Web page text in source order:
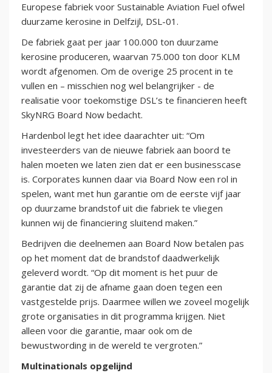
Europese fabriek voor Sustainable Aviation Fuel ofwel
duurzame kerosine in Delfzijl, DSL-01.
De fabriek gaat per jaar 100.000 ton duurzame
kerosine produceren, waarvan 75.000 ton door KLM
wordt afgenomen. Om de overige 25 procent in te
vullen en – misschien nog wel belangrijker - de
realisatie voor toekomstige DSL’s te financieren heeft
SkyNRG Board Now bedacht.
Hardenbol legt het idee daarachter uit: “Om
investeerders van de nieuwe fabriek aan boord te
halen moeten we laten zien dat er een businesscase
is. Corporates kunnen daar via Board Now een rol in
spelen, want met hun garantie om de eerste vijf jaar
op duurzame brandstof uit die fabriek te vliegen
kunnen wij de financiering sluitend maken.”
Bedrijven die deelnemen aan Board Now betalen pas
op het moment dat de brandstof daadwerkelijk
geleverd wordt. “Op dit moment is het puur de
garantie dat zij de afname gaan doen tegen een
vastgestelde prijs. Daarmee willen we zoveel mogelijk
grote organisaties in dit programma krijgen. Niet
alleen voor die garantie, maar ook om de
bewustwording in de wereld te vergroten.”
Multinationals opgelijnd